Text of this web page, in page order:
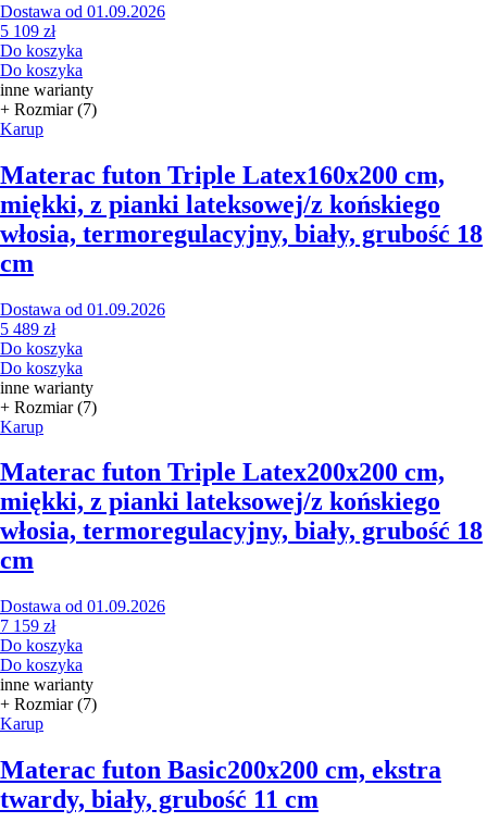
Dostawa od 01.09.2026
5 109 zł
Do koszyka
Do koszyka
inne warianty
+ Rozmiar (7)
Karup
Materac futon Triple Latex160x200 cm,
miękki, z pianki lateksowej/z końskiego
włosia, termoregulacyjny, biały, grubość 18
cm
Dostawa od 01.09.2026
5 489 zł
Do koszyka
Do koszyka
inne warianty
+ Rozmiar (7)
Karup
Materac futon Triple Latex200x200 cm,
miękki, z pianki lateksowej/z końskiego
włosia, termoregulacyjny, biały, grubość 18
cm
Dostawa od 01.09.2026
7 159 zł
Do koszyka
Do koszyka
inne warianty
+ Rozmiar (7)
Karup
Materac futon Basic200x200 cm, ekstra
twardy, biały, grubość 11 cm